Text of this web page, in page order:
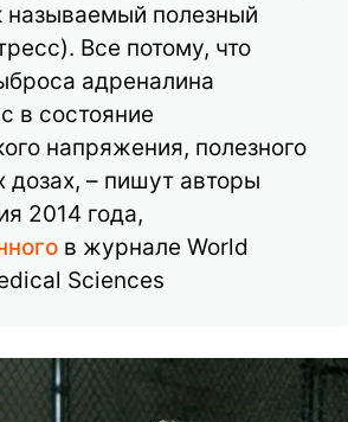
называемый полезный
Все потому, что
адреналина
в состояние
напряжения, полезного
дозах, – пишут авторы
2014 года,
в журнале World
Sciences